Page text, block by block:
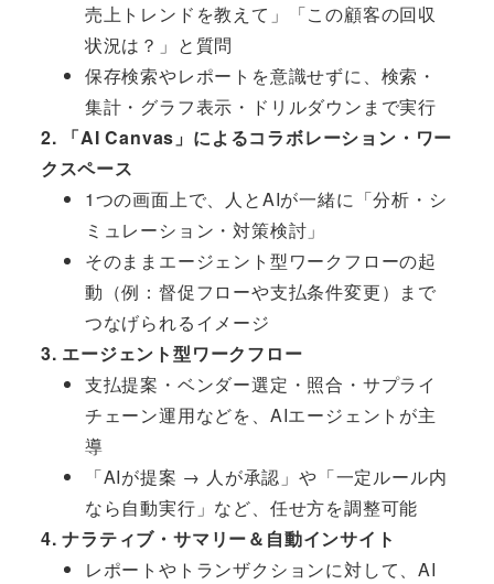
売上トレンドを教えて」「この顧客の回収
状況は？」と質問
保存検索やレポートを意識せずに、検索・
集計・グラフ表示・ドリルダウンまで実行
2. 「AI Canvas」によるコラボレーション・ワー
クスペース
1つの画面上で、人とAIが一緒に「分析・シ
ミュレーション・対策検討」
そのままエージェント型ワークフローの起
動（例：督促フローや支払条件変更）まで
つなげられるイメージ
3. エージェント型ワークフロー
支払提案・ベンダー選定・照合・サプライ
チェーン運用などを、AIエージェントが主
導
「AIが提案 → 人が承認」や「一定ルール内
なら自動実行」など、任せ方を調整可能
4. ナラティブ・サマリー＆自動インサイト
レポートやトランザクションに対して、AI